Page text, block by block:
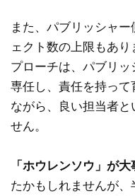
また、パブリッシャ
ェクト数の上限もあ
プローチは、パブリ
専任し、責任を持っ
ながら、良い担当者と
せん。
「ホウレンソウ」が大
たかもしれませんが